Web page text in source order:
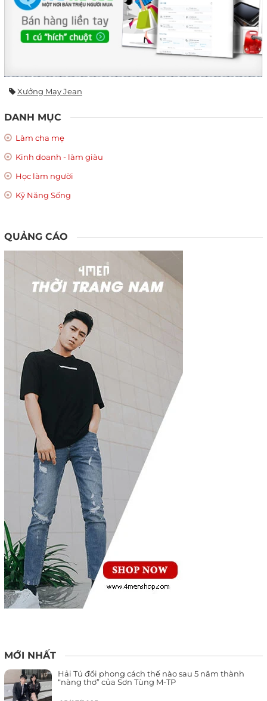
Xưởng May Jean
DANH MỤC
Làm cha mẹ
Kinh doanh - làm giàu
Học làm người
Kỹ Năng Sống
QUẢNG CÁO
MỚI NHẤT
Hải Tú đổi phong cách thế nào sau 5 năm thành
“nàng thơ” của Sơn Tùng M-TP